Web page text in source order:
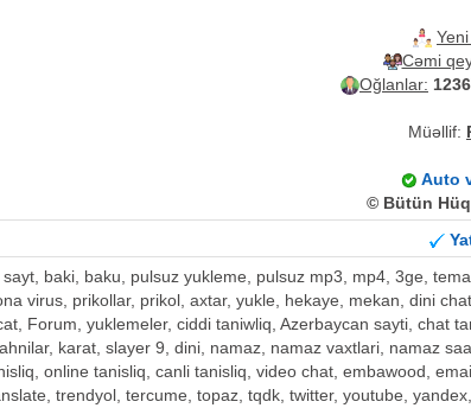
Cəmi
Oğlanlar:
Müəllif:
Auto
© Bütün
baki, baku, pulsuz yukleme, pulsuz mp3, mp4, 3ge,
virus, prikollar, prikol, axtar, yukle, hekaye, mekan, dini
Forum, yuklemeler, ciddi taniwliq, Azerbaycan sayti, chat
karat, slayer 9, dini, namaz, namaz vaxtlari, namaz
online tanisliq, canli tanisliq, video chat, embawood,
trendyol, tercume, topaz, tqdk, twitter, youtube,